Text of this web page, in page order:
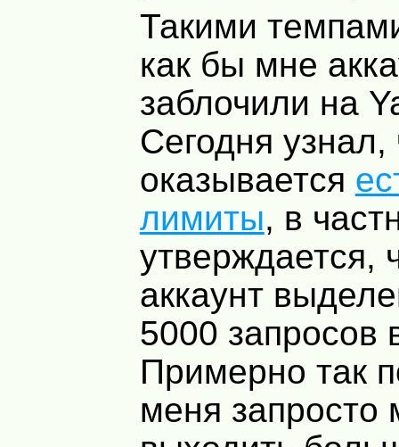
Такими
как бы мне
заблочили на
Сегодня узнал,
оказывается
лимиты, в
утверждается,
аккаунт
5000 запросов
Примерно так
меня запросто